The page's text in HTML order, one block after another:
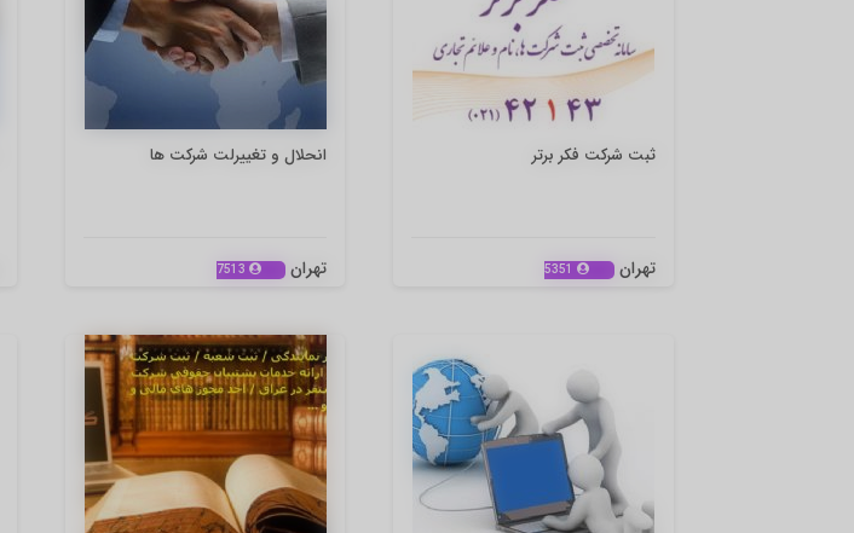
انحلال و تغییرلت شرکت ها
تهران 7513
ثبت شرکت فکر برتر
تهران 5351